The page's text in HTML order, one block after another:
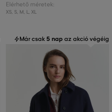
Elérhető méretek:
XS, S, M L XL
Már csak 5 nap az akció végéig